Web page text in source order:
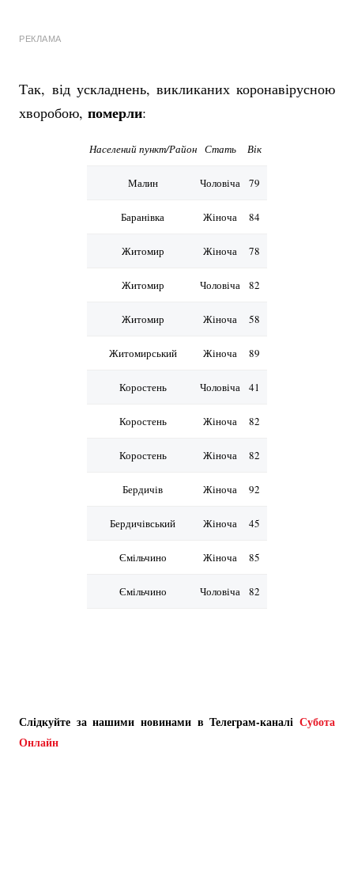
РЕКЛАМА
Так, від ускладнень, викликаних коронавірусною
хворобою, померли:
Населений пункт/Район Стать Вік
Малин Чоловіча 79
Баранівка Жіноча 84
Житомир Жіноча 78
Житомир Чоловіча 82
Житомир Жіноча 58
Житомирський Жіноча 89
Коростень Чоловіча 41
Коростень Жіноча 82
Коростень Жіноча 82
Бердичів Жіноча 92
Бердичівський Жіноча 45
Ємільчино Жіноча 85
Ємільчино Чоловіча 82
Слідкуйте за нашими новинами в Телеграм-каналі Субота
Онлайн